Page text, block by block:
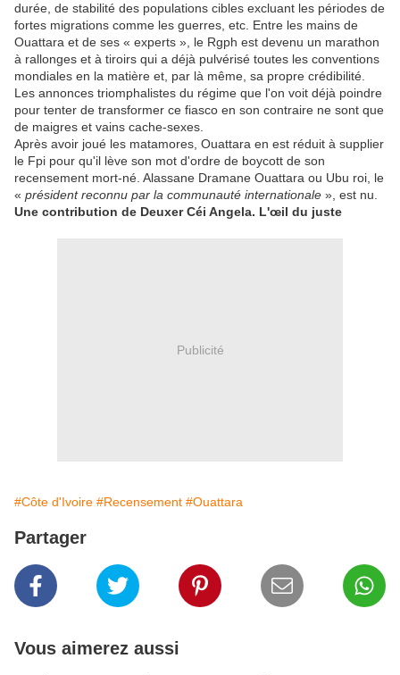
durée, de stabilité des populations cibles excluant les périodes de
fortes migrations comme les guerres, etc. Entre les mains de
Ouattara et de ses « experts », le Rgph est devenu un marathon
à rallonges et à tiroirs qui a déjà pulvérisé toutes les conventions
mondiales en la matière et, par là même, sa propre crédibilité.
Les annonces triomphalistes du régime que l'on voit déjà poindre
pour tenter de transformer ce fiasco en son contraire ne sont que
de maigres et vains cache-sexes.
Après avoir joué les matamores, Ouattara en est réduit à supplier
le Fpi pour qu'il lève son mot d'ordre de boycott de son
recensement mort-né. Alassane Dramane Ouattara ou Ubu roi, le
« président reconnu par la communauté internationale », est nu.
Une contribution de Deuxer Céi Angela. L'œil du juste
Publicité
#Côte d'Ivoire #Recensement #Ouattara
Partager
Vous aimerez aussi